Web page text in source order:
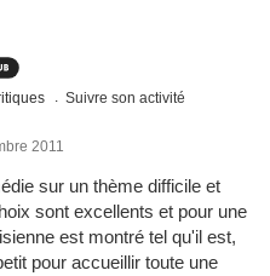
Suivre son activité
2011
sur un thème difficile et
sont excellents et pour une
est montré tel qu'il est,
pour accueillir toute une